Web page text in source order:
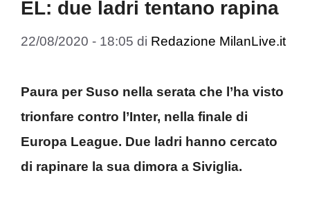
EL: due ladri tentano rapina
22/08/2020 - 18:05 di Redazione MilanLive.it
Paura per Suso nella serata che l’ha visto
trionfare contro l’Inter, nella finale di
Europa League. Due ladri hanno cercato
di rapinare la sua dimora a Siviglia.